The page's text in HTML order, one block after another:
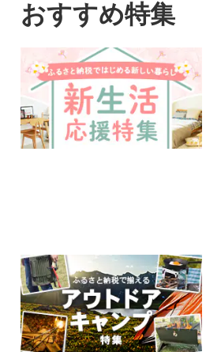
おすすめ特集